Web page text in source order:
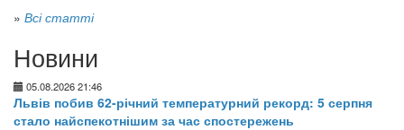
» Всі статті
Новини
05.08.2026 21:46
Львів побив 62-річний температурний рекорд: 5 серпня
стало найспекотнішим за час спостережень